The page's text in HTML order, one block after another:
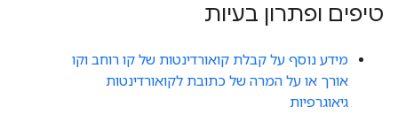
טיפים ופתרון בעיות
מידע נוסף על קבלת קואורדינטות של קו רוחב וקו
אורך או על המרה של כתובת לקואורדינטות
גיאוגרפיות